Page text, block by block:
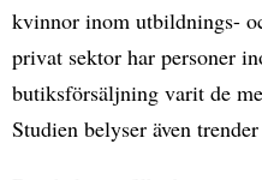
kvinnor inom utbildnings-
privat sektor har personer
butiksförsäljning varit de
Studien belyser även